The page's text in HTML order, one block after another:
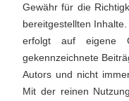
Gewähr für die
bereitgestellten
erfolgt auf eigene
gekennzeichnete
Autors und nicht
Mit der reinen